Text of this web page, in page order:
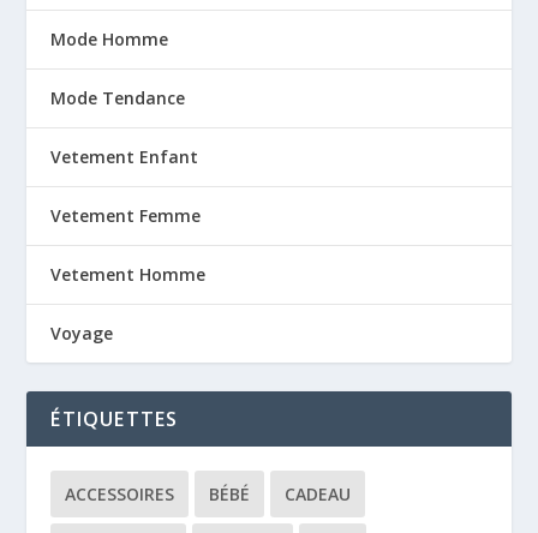
Mode Homme
Mode Tendance
Vetement Enfant
Vetement Femme
Vetement Homme
Voyage
ÉTIQUETTES
ACCESSOIRES BÉBÉ CADEAU